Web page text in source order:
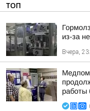
ТОП
из-за
Вчера,
работы